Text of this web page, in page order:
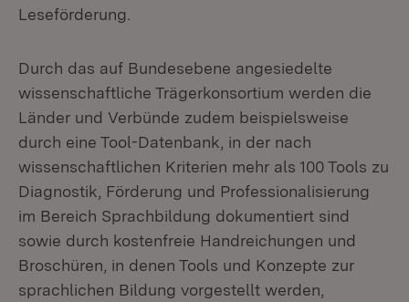
Leseförderung.
Durch das auf Bundesebene angesiedelte
wissenschaftliche Trägerkonsortium werden die
Länder und Verbünde zudem beispielsweise
durch eine Tool-Datenbank, in der nach
wissenschaftlichen Kriterien mehr als 100 Tools zu
Diagnostik, Förderung und Professionalisierung
im Bereich Sprachbildung dokumentiert sind
sowie durch kostenfreie Handreichungen und
Broschüren, in denen Tools und Konzepte zur
sprachlichen Bildung vorgestellt werden,